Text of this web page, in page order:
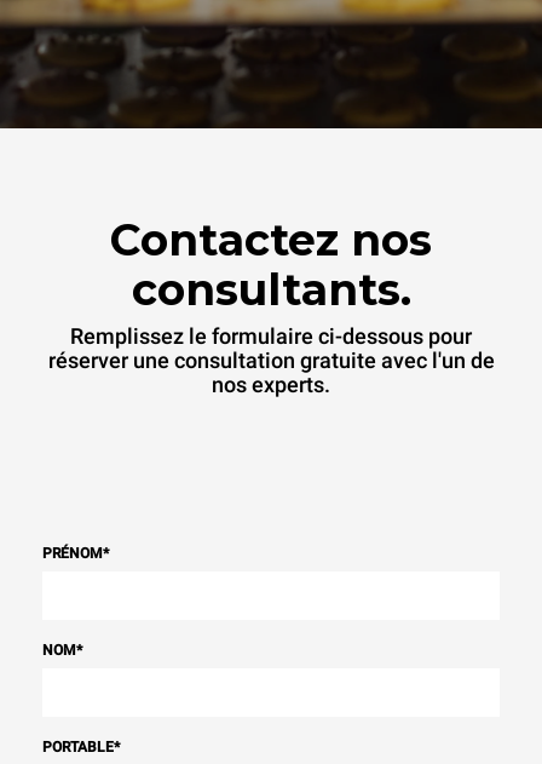
Contactez nos
consultants.
Remplissez le formulaire ci-dessous pour
réserver une consultation gratuite avec l'un de
nos experts.
PRÉNOM*
NOM*
PORTABLE*